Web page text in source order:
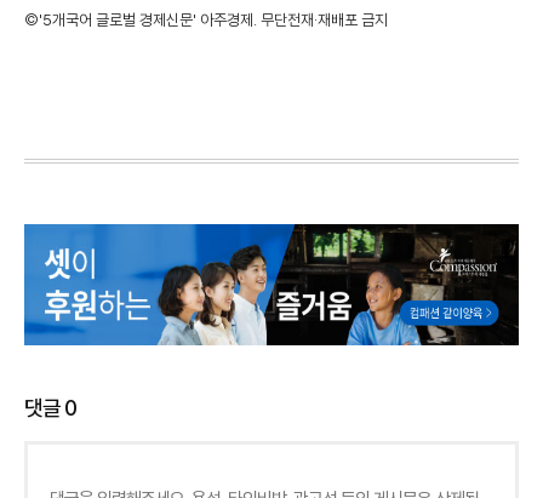
©'5개국어 글로벌 경제신문' 아주경제. 무단전재·재배포 금지
댓글0